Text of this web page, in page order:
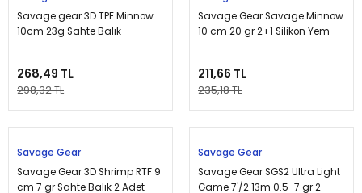
Savage gear 3D TPE Minnow
10cm 23g Sahte Balık
268,49 TL
298,32 TL
Savage Gear Savage Minnow
10 cm 20 gr 2+1 Silikon Yem
211,66 TL
235,18 TL
Savage Gear
Savage Gear 3D Shrimp RTF 9
cm 7 gr Sahte Balık 2 Adet
Savage Gear
Savage Gear SGS2 Ultra Light
Game 7'/2.13m 0.5-7 gr 2